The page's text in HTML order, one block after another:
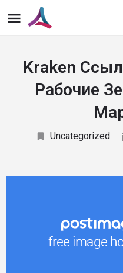
Kraken
Рабочие
Uncategorized